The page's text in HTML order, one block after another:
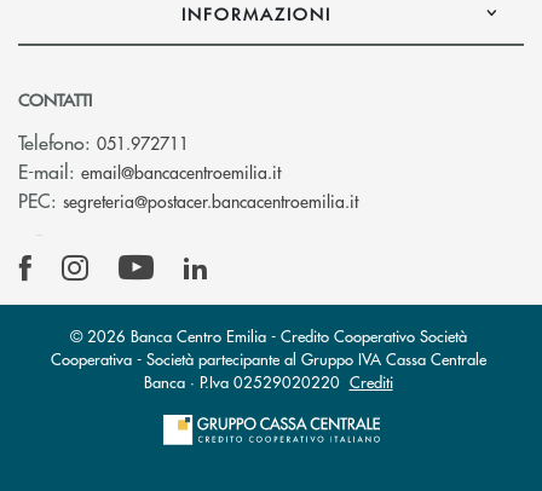
INFORMAZIONI
CONTATTI
Telefono: 051.972711
E-mail: email@bancacentroemilia.it(si apre l’app di posta
PEC: segreteria@postacer.bancacentroemilia.it(si apre l’app di
© 2026 Banca Centro Emilia - Credito Cooperativo Società
Cooperativa - Società partecipante al Gruppo IVA Cassa Centrale
Banca · P.Iva 02529020220 Crediti